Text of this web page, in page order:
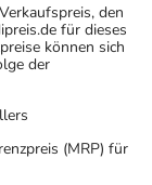
den
für dieses
können sich
der
(MRP) für